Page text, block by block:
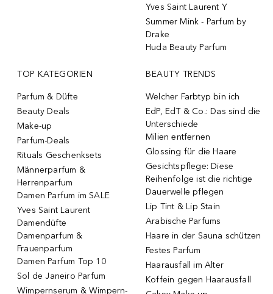
Yves Saint Laurent Y
Summer Mink - Parfum by
Drake
Huda Beauty Parfum
TOP KATEGORIEN
Parfum & Düfte
Beauty Deals
Make-up
Parfum-Deals
Rituals Geschenksets
Männerparfum &
Herrenparfum
Damen Parfum im SALE
Yves Saint Laurent
Damendüfte
Damenparfum &
Frauenparfum
Damen Parfum Top 10
Sol de Janeiro Parfum
Wimpernserum & Wimpern-
BEAUTY TRENDS
Welcher Farbtyp bin ich
EdP, EdT & Co.: Das sind die
Unterschiede
Milien entfernen
Glossing für die Haare
Gesichtspflege: Diese
Reihenfolge ist die richtige
Dauerwelle pflegen
Lip Tint & Lip Stain
Arabische Parfums
Haare in der Sauna schützen
Festes Parfum
Haarausfall im Alter
Koffein gegen Haarausfall